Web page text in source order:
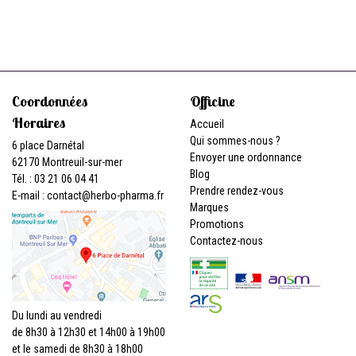
Coordonnées
Horaires
6 place Darnétal
62170 Montreuil-sur-mer
Tél. : 03 21 06 04 41
E-mail : contact@herbo-pharma.fr
Du lundi au vendredi
de 8h30 à 12h30 et 14h00 à 19h00
et le samedi de 8h30 à 18h00
Officine
Accueil
Qui sommes-nous ?
Envoyer une ordonnance
Blog
Prendre rendez-vous
Marques
Promotions
Contactez-nous